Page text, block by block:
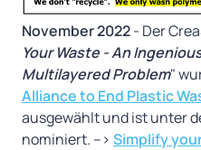
November 2022- Der
Your Waste - An
Multilayered Problem"
Alliance to End Plastic
ausgewählt und ist unter
nominiert. –> Simplify